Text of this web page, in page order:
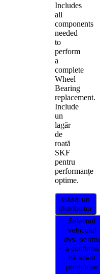
Includes
all
components
needed
to
perform
a
complete
Wheel
Bearing
replacement.
Include
un
lagăr
de
roată
SKF
pentru
performanțe
optime.
Găsiți un
distribuitor
Selectați
vehiculul
dvs. pentru
a confirma
că acest
produs se